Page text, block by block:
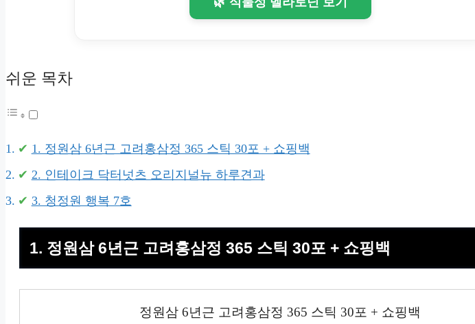
쉬운 목차
1. 정원삼 6년근 고려홍삼정 365 스틱 30포 + 쇼핑백
2. 인테이크 닥터넛츠 오리지널뉴 하루견과
3. 청정원 행복 7호
1. 정원삼 6년근 고려홍삼정 365 스틱 30포 + 쇼핑백
정원삼 6년근 고려홍삼정 365 스틱 30포 + 쇼핑백